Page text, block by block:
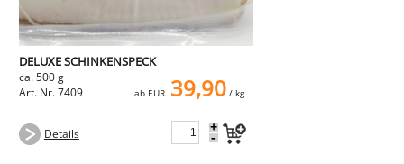
DELUXE SCHINKENSPECK
ca. 500 g
Art. Nr. 7409
ab EUR 39,90/ kg
Details +
-